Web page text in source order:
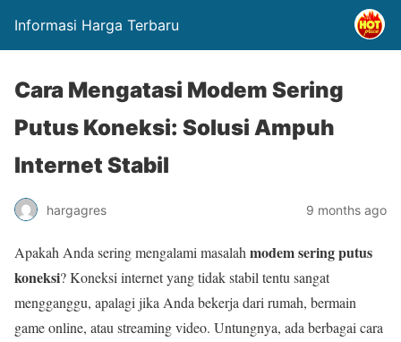
Informasi Harga Terbaru
Cara Mengatasi Modem Sering
Putus Koneksi: Solusi Ampuh
Internet Stabil
hargagres 9 months ago
Apakah Anda sering mengalami masalah modem sering putus
koneksi? Koneksi internet yang tidak stabil tentu sangat
mengganggu, apalagi jika Anda bekerja dari rumah, bermain
game online, atau streaming video. Untungnya, ada berbagai cara